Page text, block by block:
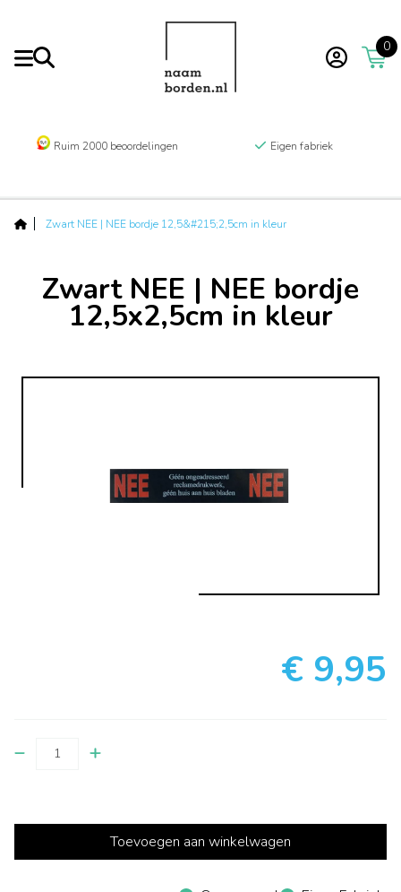
0
Ruim 2000 beoordelingen Eigen fabriek
Zwart NEE | NEE bordje 12,5&#215;2,5cm in kleur
Zwart NEE | NEE bordje
12,5x2,5cm in kleur
€ 9,95
Toevoegen aan winkelwagen